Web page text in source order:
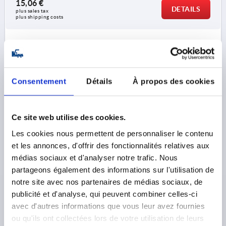
Consentement Détails À propos des cookies
Ce site web utilise des cookies.
Les cookies nous permettent de personnaliser le contenu
et les annonces, d'offrir des fonctionnalités relatives aux
médias sociaux et d'analyser notre trafic. Nous
partageons également des informations sur l'utilisation de
notre site avec nos partenaires de médias sociaux, de
publicité et d'analyse, qui peuvent combiner celles-ci
avec d'autres informations que vous leur avez fournies
ou qu'ils ont collectées lors de votre utilisation de leurs
15,06 €
plus sales tax
plus shipping costs
DETAILS
K1898 A
HINGE JUSTIERBAR FORM:A, HORIZONTAL/VERTIKAL
76X60, FASTENING HOLES, ZINC BLACK,
COMP:STAINLESS STEEL
LENGTH=76 WIDTH=60
FORM=A
FORM DEFINITION=HORIZONTAL/VERTICAL
MAIN COLOUR=BLACK
B1=34
HOLE SPACING LEFT=21
HOLE SPACING RIGHT=21
WING LENGTH LEFT=38
WING LENGTH RIGHT=38
D1=6,5 H=15
THICKNESS=8